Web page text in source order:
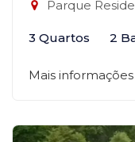
Parque
3 Quartos 2
Mais informações